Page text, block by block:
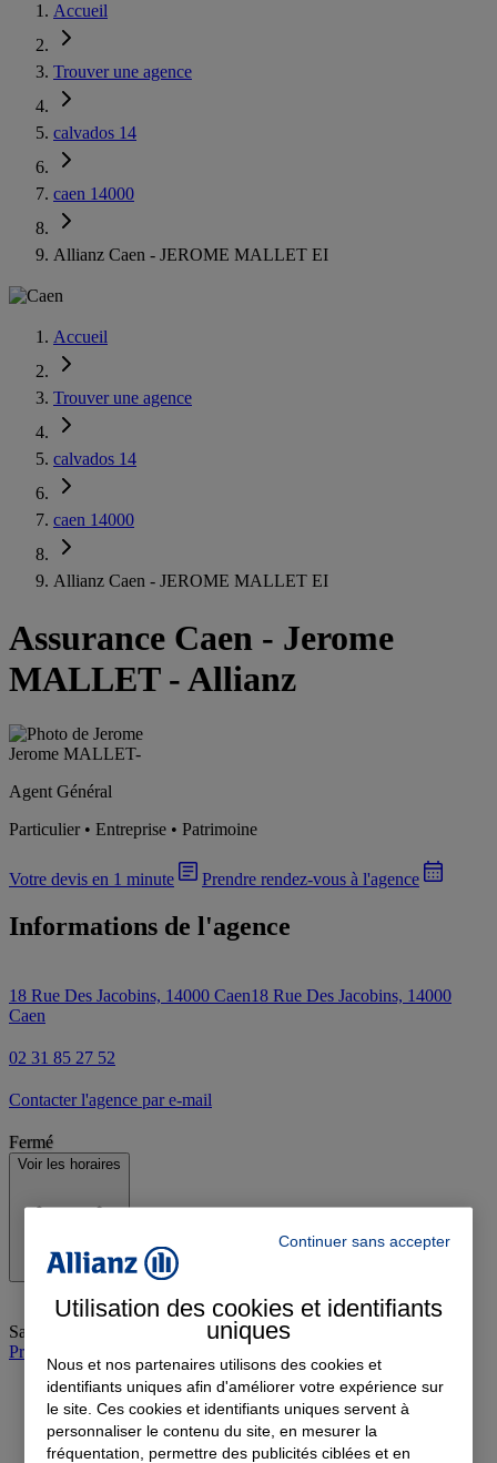
Accueil
Trouver une agence
calvados 14
caen 14000
Allianz Caen - JEROME MALLET EI
Accueil
Trouver une agence
calvados 14
caen 14000
Allianz Caen - JEROME MALLET EI
Assurance Caen - Jerome
MALLET - Allianz
Jerome MALLET-
Agent Général
Particulier • Entreprise • Patrimoine
Votre devis en 1 minute Prendre rendez-vous à l'agence
Informations de l'agence
18 Rue Des Jacobins, 14000 Caen18 Rue Des Jacobins, 14000
Caen
02 31 85 27 52
Contacter l'agence par e-mail
Fermé
Voir les horaires
Samedi
Prendre rendez-vous à l'agence
Continuer sans accepter
Utilisation des cookies et identifiants
uniques
Nous et nos partenaires utilisons des cookies et
identifiants uniques afin d'améliorer votre expérience sur
le site. Ces cookies et identifiants uniques servent à
personnaliser le contenu du site, en mesurer la
fréquentation, permettre des publicités ciblées et en